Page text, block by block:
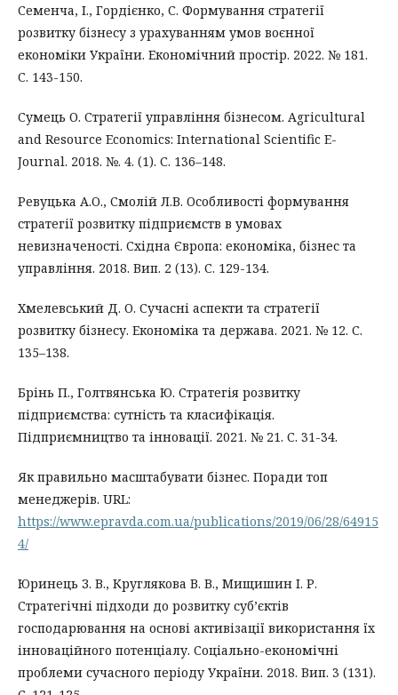
Семенча, І., Гордієнко, С. Формування стратегії
розвитку бізнесу з урахуванням умов воєнної
економіки України. Економічний простір. 2022. № 181.
С. 143-150.
Сумець О. Стратегії управління бізнесом. Agricultural
and Resource Economics: International Scientific E-
Journal. 2018. №. 4. (1). С. 136–148.
Ревуцька А.О., Смолій Л.В. Особливості формування
стратегії розвитку підприємств в умовах
невизначеності. Східна Європа: економіка, бізнес та
управління. 2018. Вип. 2 (13). С. 129-134.
Хмелевський Д. О. Сучасні аспекти та стратегії
розвитку бізнесу. Економіка та держава. 2021. № 12. С.
135–138.
Брінь П., Голтвянська Ю. Стратегія розвитку
підприємства: сутність та класифікація.
Підприємництво та інновації. 2021. № 21. С. 31-34.
Як правильно масштабувати бізнес. Поради топ
менеджерів. URL:
https://www.epravda.com.ua/publications/2019/06/28/64915
4/
Юринець З. В., Круглякова В. В., Мищишин І. Р.
Стратегічні підходи до розвитку суб’єктів
господарювання на основі активізації використання їх
інноваційного потенціалу. Соціально-економічні
проблеми сучасного періоду України. 2018. Вип. 3 (131).